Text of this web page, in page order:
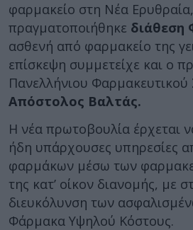
φαρμακείο στη Νέα
πραγματοποιήθηκε διάθεση
ασθενή από φαρμακείο της
επίσκεψη συμμετείχε και ο
Πανελλήνιου Φαρμακευτικού
Απόστολος Βαλτάς.
Η νέα πρωτοβουλία έρχεται
ήδη υπάρχουσες υπηρεσίες
φαρμάκων μέσω των
της κατ’ οίκον διανομής, με
διευκόλυνση των
Φάρμακα Υψηλού Κόστους.